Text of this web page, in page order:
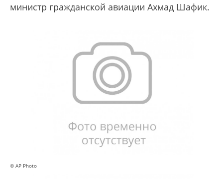
министр гражданской авиации Ахмад Шафик.
© AP Photo